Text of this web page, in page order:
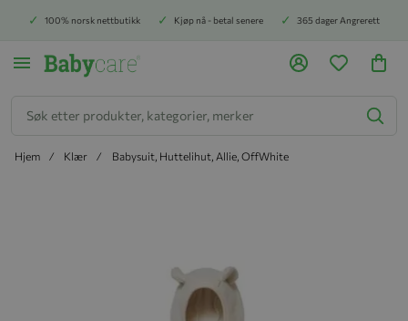
100% norsk nettbutikk Kjøp nå - betal senere 365 dager Angrerett
Hjem Klær Babysuit, Huttelihut, Allie, OffWhite